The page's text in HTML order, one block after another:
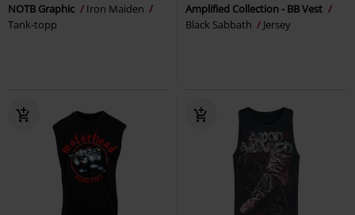
NOTB Graphic
Iron Maiden
Tank-topp
Amplified Collection - BB Vest
Black Sabbath
Jersey